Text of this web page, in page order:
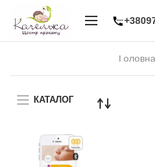
Головна
КАТАЛОГ